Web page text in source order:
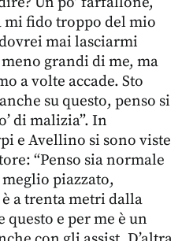
mi fido troppo del mio
mai lasciarmi
grandi di me, ma
a volte accade. Sto
su questo, penso si
di malizia”. In
e Avellino si sono viste
“Penso sia normale
piazzato,
a trenta metri dalla
e per me è un